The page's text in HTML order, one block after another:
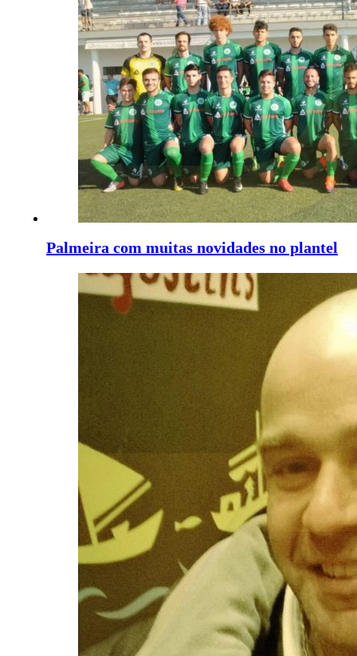
Palmeira com muitas novidades no plantel